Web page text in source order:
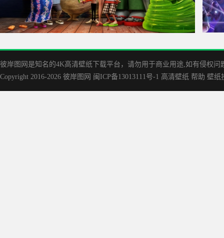
彼岸图网是知名的‌4K高清壁纸下载平台，请勿用于商业用途,如有侵权
Copyright 2016-2026 彼岸图网 闽ICP备13013111号-1 高清壁纸 帮助 壁纸